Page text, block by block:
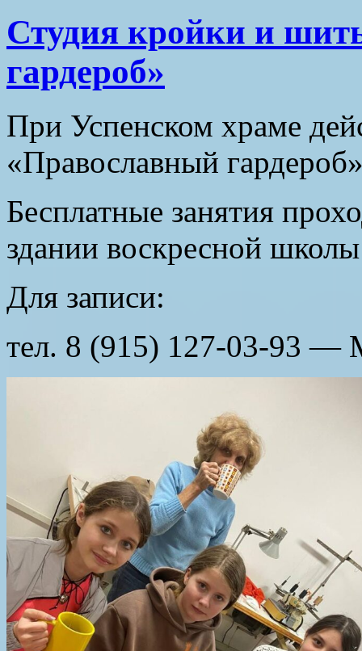
Студия кройки и
гардероб»
При Успенском храме
«Православный
Бесплатные занятия
здании воскресной
Для записи:
тел. 8 (915) 127-03-93 —